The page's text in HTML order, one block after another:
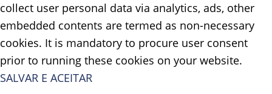
collect user personal data via analytics, ads, other
embedded contents are termed as non-necessary
cookies. It is mandatory to procure user consent
prior to running these cookies on your website.
SALVAR E ACEITAR